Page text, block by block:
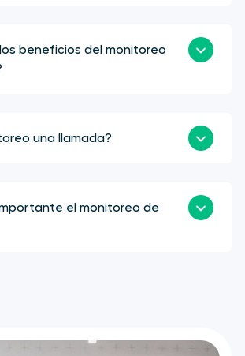
beneficios del monitoreo
una llamada?
el monitoreo de